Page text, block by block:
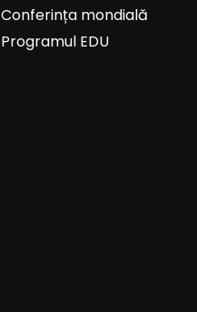
Conferința mondială
Programul EDU